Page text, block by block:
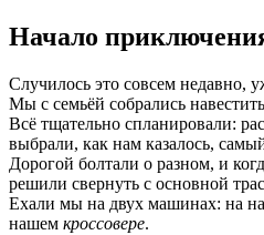
Начало
Случилось это совсем недавно,
Мы с семьёй собрались
Всё тщательно спланировали:
выбрали, как нам казалось,
Дорогой болтали о разном, и
решили свернуть с основной
Ехали мы на двух машинах: на
нашем кроссовере.